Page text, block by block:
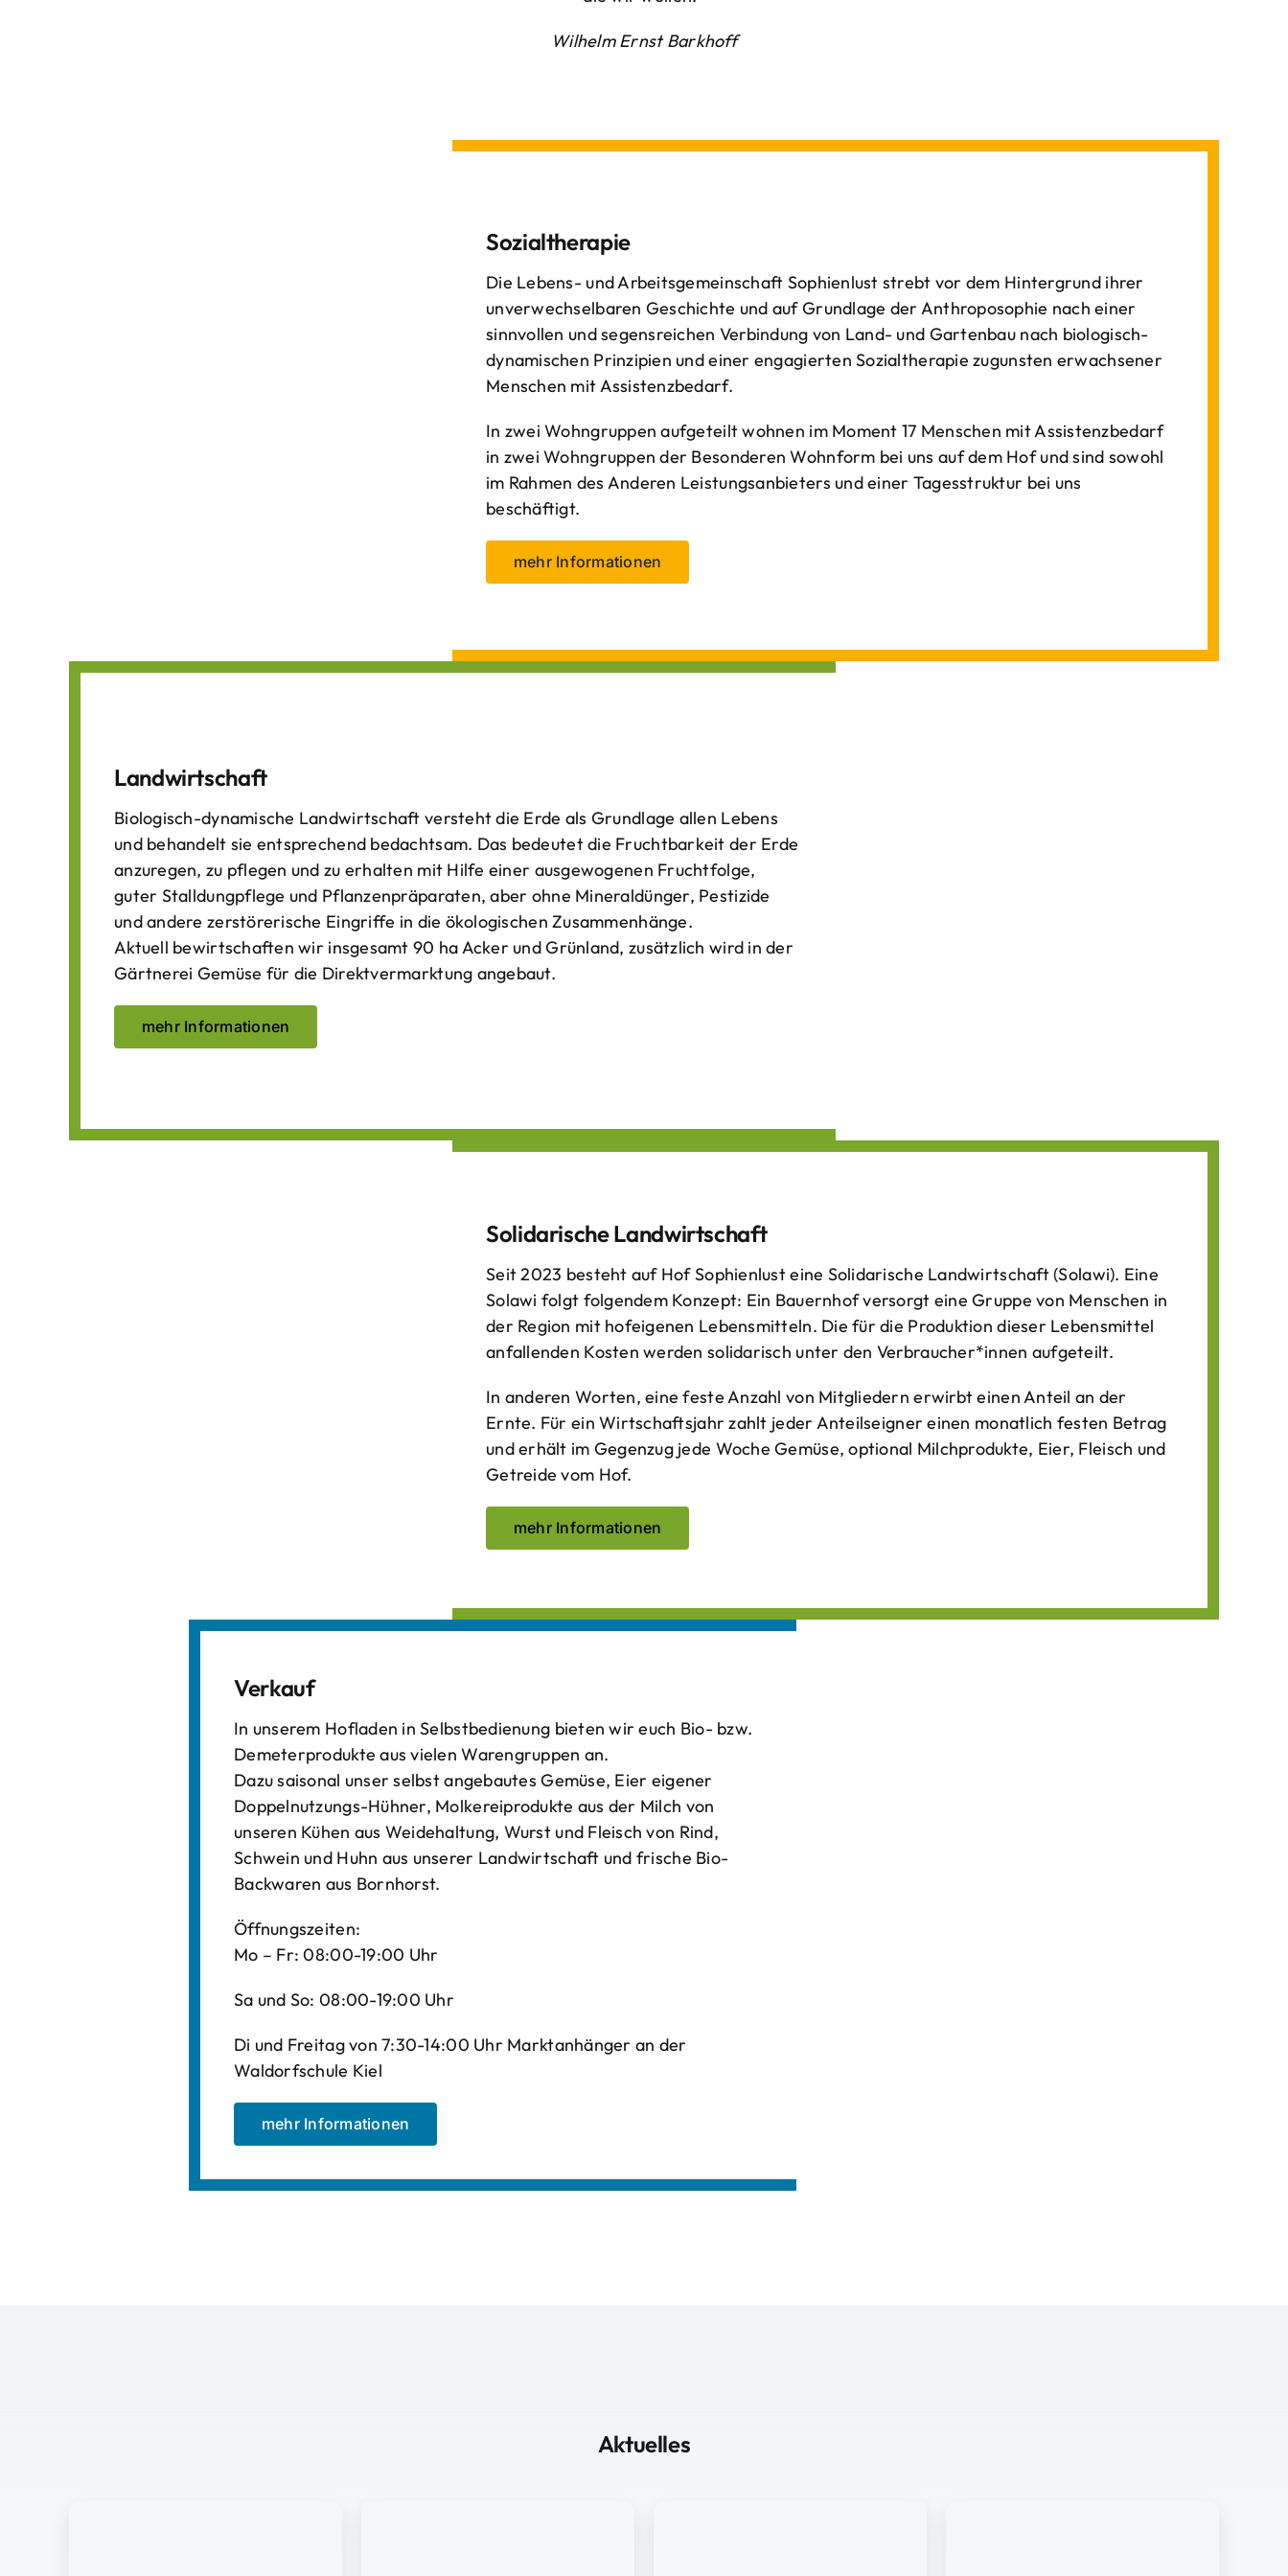
Wilhelm Ernst Barkhoff
Sozialtherapie
Die Lebens- und Arbeitsgemeinschaft Sophienlust strebt vor dem Hintergrund ihrer
unverwechselbaren Geschichte und auf Grundlage der Anthroposophie nach einer
sinnvollen und segensreichen Verbindung von Land- und Gartenbau nach biologisch-
dynamischen Prinzipien und einer engagierten Sozialtherapie zugunsten erwachsener
Menschen mit Assistenzbedarf.
In zwei Wohngruppen aufgeteilt wohnen im Moment 17 Menschen mit Assistenzbedarf
in zwei Wohngruppen der Besonderen Wohnform bei uns auf dem Hof und sind sowohl
im Rahmen des Anderen Leistungsanbieters und einer Tagesstruktur bei uns
beschäftigt.
mehr Informationen
Landwirtschaft
Biologisch-dynamische Landwirtschaft versteht die Erde als Grundlage allen Lebens
und behandelt sie entsprechend bedachtsam. Das bedeutet die Fruchtbarkeit der Erde
anzuregen, zu pflegen und zu erhalten mit Hilfe einer ausgewogenen Fruchtfolge,
guter Stalldungpflege und Pflanzenpräparaten, aber ohne Mineraldünger, Pestizide
und andere zerstörerische Eingriffe in die ökologischen Zusammenhänge.
Aktuell bewirtschaften wir insgesamt 90 ha Acker und Grünland, zusätzlich wird in der
Gärtnerei Gemüse für die Direktvermarktung angebaut.
mehr Informationen
Solidarische Landwirtschaft
Seit 2023 besteht auf Hof Sophienlust eine Solidarische Landwirtschaft (Solawi). Eine
Solawi folgt folgendem Konzept: Ein Bauern­hof versorgt eine Gruppe von Menschen in
der Region mit hof­eigenen Lebens­mitteln. Die für die Produktion dieser Lebens­mittel
anfallenden Kosten werden solidarisch unter den Verbraucher*­innen aufgeteilt.
In anderen Worten, eine feste Anzahl von Mitgliedern erwirbt einen Anteil an der
Ernte. Für ein Wirtschaftsjahr zahlt jeder Anteilseigner einen monatlich festen Betrag
und erhält im Gegenzug jede Woche Gemüse, optional Milchprodukte, Eier, Fleisch und
Getreide vom Hof.
mehr Informationen
Verkauf
In unserem Hofladen in Selbstbedienung bieten wir euch Bio- bzw.
Demeterprodukte aus vielen Warengruppen an.
Dazu saisonal unser selbst angebautes Gemüse, Eier eigener
Doppelnutzungs-Hühner, Molkereiprodukte aus der Milch von
unseren Kühen aus Weidehaltung, Wurst und Fleisch von Rind,
Schwein und Huhn aus unserer Landwirtschaft und frische Bio-
Backwaren aus Bornhorst.
Öffnungszeiten:
Mo – Fr: 08:00-19:00 Uhr
Sa und So: 08:00-19:00 Uhr
Di und Freitag von 7:30-14:00 Uhr Marktanhänger an der
Waldorfschule Kiel
mehr Informationen
Aktuelles